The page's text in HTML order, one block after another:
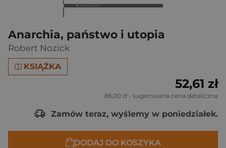
Anarchia, państwo i utopia
Robert Nozick
KSIĄŻKA
52,61 zł
86,00 zł - sugerowana cena detaliczna
Zamów teraz, wyślemy w poniedziałek.
DODAJ DO KOSZYKA